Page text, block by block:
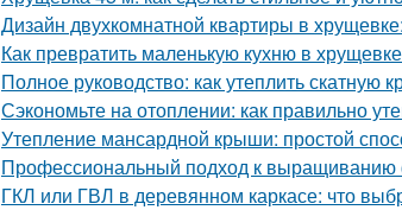
Дизайн двухкомнатной квартиры в
Как превратить маленькую кухню в
Полное руководство: как утеплить скатную
Сэкономьте на отоплении: как правильно
Утепление мансардной крыши: простой
Профессиональный подход к выращиванию
ГКЛ или ГВЛ в деревянном каркасе: что